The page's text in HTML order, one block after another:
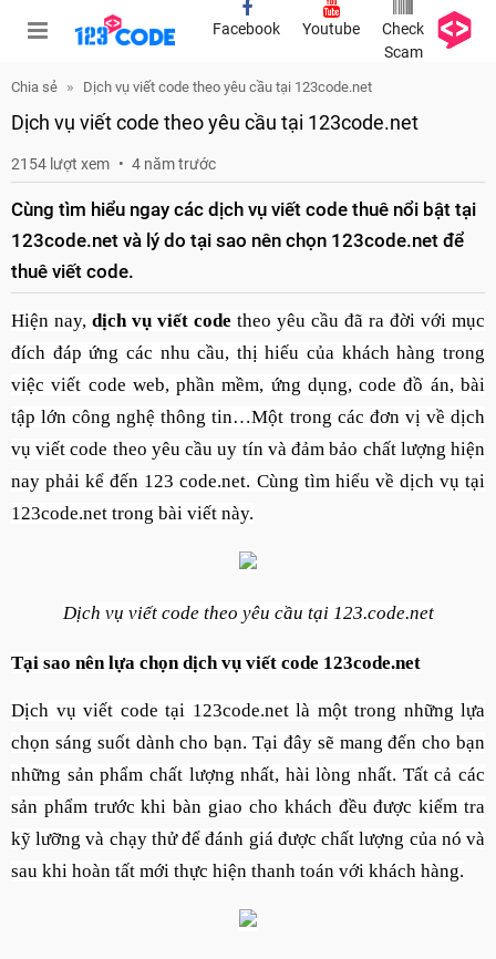
Facebook Youtube
Check
Scam
Chia sẻ Dịch vụ viết code theo yêu cầu tại 123code.net
Dịch vụ viết code theo yêu cầu tại 123code.net
2154 lượt xem 4 năm trước
Cùng tìm hiểu ngay các dịch vụ viết code thuê nổi bật tại
123code.net và lý do tại sao nên chọn 123code.net để
thuê viết code.
Hiện nay, dịch vụ viết code theo yêu cầu đã ra đời với mục
đích đáp ứng các nhu cầu, thị hiếu của khách hàng trong
việc viết code web, phần mềm, ứng dụng, code đồ án, bài
tập lớn công nghệ thông tin…Một trong các đơn vị về dịch
vụ viết code theo yêu cầu uy tín và đảm bảo chất lượng hiện
nay phải kể đến 123 code.net. Cùng tìm hiểu về dịch vụ tại
123code.net trong bài viết này.
Dịch vụ viết code theo yêu cầu tại 123.code.net
Tại sao nên lựa chọn dịch vụ viết code 123code.net
Dịch vụ viết code tại 123code.net là một trong những lựa
chọn sáng suốt dành cho bạn. Tại đây sẽ mang đến cho bạn
những sản phẩm chất lượng nhất, hài lòng nhất. Tất cả các
sản phẩm trước khi bàn giao cho khách đều được kiểm tra
kỹ lưỡng và chạy thử để đánh giá được chất lượng của nó và
sau khi hoàn tất mới thực hiện thanh toán với khách hàng.